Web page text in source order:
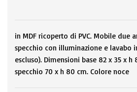
in MDF ricoperto di PVC. Mobile due
specchio con illuminazione e lavabo
escluso). Dimensioni base 82 x 35 x h
specchio 70 x h 80 cm. Colore noce